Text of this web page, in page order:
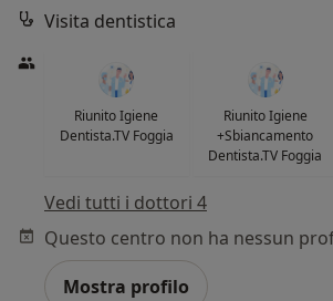
Visita dentistica
Riunito Igiene
Dentista.TV Foggia
Riunito Igiene
+Sbiancamento
Dentista.TV Foggia
Vedi tutti i dottori 4
Mostra profilo